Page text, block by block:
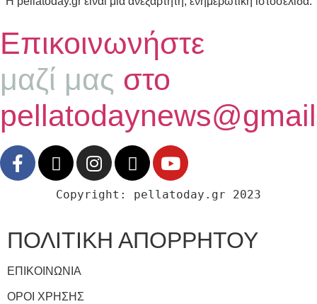
Επικοινωνήστε
μαζί μας στο
Copyright: pellatoday.gr 2023
ΠΟΛΙΤΙΚΗ ΑΠΟΡΡΗΤΟΥ
ΕΠΙΚΟΙΝΩΝΙΑ
ΟΡΟΙ ΧΡΗΣΗΣ